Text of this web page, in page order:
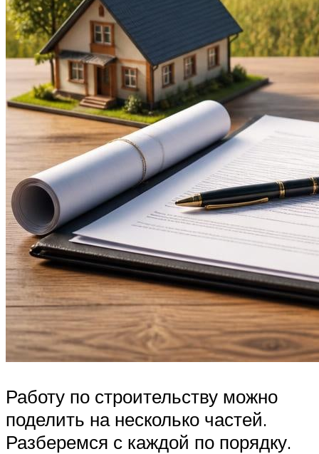
Работу по строительству можно
поделить на несколько частей.
Разберемся с каждой по порядку.